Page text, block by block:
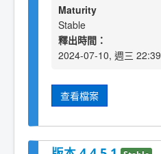
Maturity
Stable
釋出時間：
2024-07-10, 週三 22:39
查看檔案